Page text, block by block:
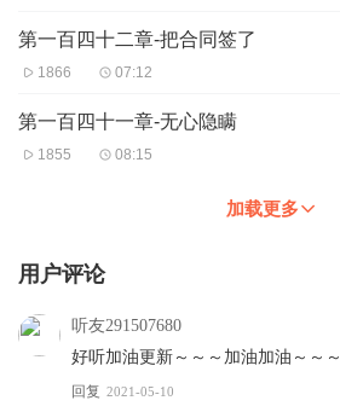
第一百四十二章-把合同签了
1866 07:12
第一百四十一章-无心隐瞒
1855 08:15
加载更多
用户评论
听友291507680
好听加油更新～～～加油加油～～～
回复 2021-05-10